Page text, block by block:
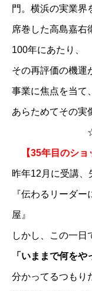
門。横浜の実業界
席巻した高島嘉右
100年にあたり、
その再評価の機運
事業に焦点を当て、
あらためてその実
【35年目のショ
昨年12月に受講、
『伝わるリーダ
屋』
しかし、この一日
「いままで何を
分かってるつもり